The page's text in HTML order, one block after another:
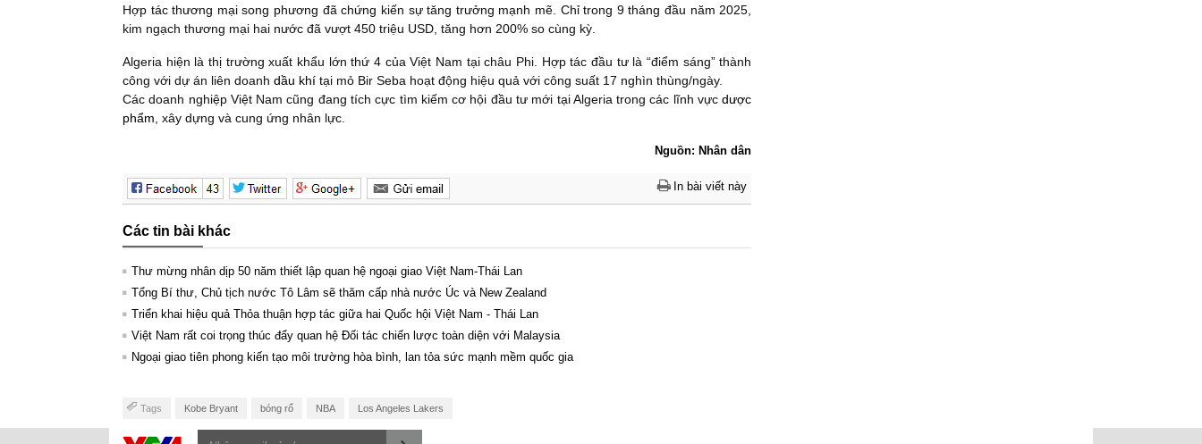
Hợp tác thương mại song phương đã chứng kiến sự tăng trưởng mạnh mẽ. Chỉ trong 9 tháng đầu năm 2025,
kim ngạch thương mại hai nước đã vượt 450 triệu USD, tăng hơn 200% so cùng kỳ.
Algeria hiện là thị trường xuất khẩu lớn thứ 4 của Việt Nam tại châu Phi. Hợp tác đầu tư là “điểm sáng” thành
công với dự án liên doanh dầu khí tại mỏ Bir Seba hoạt động hiệu quả với công suất 17 nghìn thùng/ngày.
Các doanh nghiệp Việt Nam cũng đang tích cực tìm kiếm cơ hội đầu tư mới tại Algeria trong các lĩnh vựcdược
phẩm , xây dựng và cung ứng nhân lực.
Nguồn: Nhân dân
In bài viết này
Các tin bài khác
Thư mừng nhân dịp 50 năm thiết lập quan hệ ngoại giao Việt Nam-Thái Lan
Tổng Bí thư, Chủ tịch nước Tô Lâm sẽ thăm cấp nhà nước Úc và New Zealand
Triển khai hiệu quả Thỏa thuận hợp tác giữa hai Quốc hội Việt Nam - Thái Lan
Việt Nam rất coi trọng thúc đẩy quan hệ Đối tác chiến lược toàn diện với Malaysia
Ngoại giao tiên phong kiến tạo môi trường hòa bình, lan tỏa sức mạnh mềm quốc gia
Tags Kobe Bryant bóng rổ NBA Los Angeles Lakers